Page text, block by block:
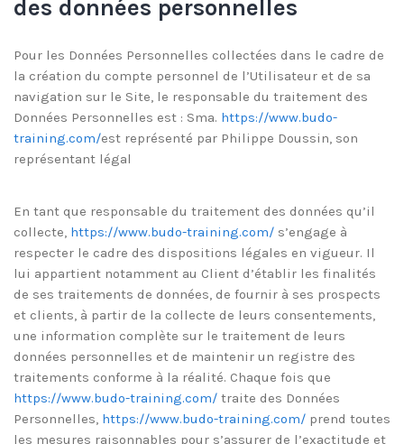
des données personnelles
Pour les Données Personnelles collectées dans le cadre de
la création du compte personnel de l’Utilisateur et de sa
navigation sur le Site, le responsable du traitement des
Données Personnelles est : Sma. https://www.budo-
training.com/est représenté par Philippe Doussin, son
représentant légal
En tant que responsable du traitement des données qu’il
collecte, https://www.budo-training.com/ s’engage à
respecter le cadre des dispositions légales en vigueur. Il
lui appartient notamment au Client d’établir les finalités
de ses traitements de données, de fournir à ses prospects
et clients, à partir de la collecte de leurs consentements,
une information complète sur le traitement de leurs
données personnelles et de maintenir un registre des
traitements conforme à la réalité. Chaque fois que
https://www.budo-training.com/ traite des Données
Personnelles, https://www.budo-training.com/ prend toutes
les mesures raisonnables pour s’assurer de l’exactitude et